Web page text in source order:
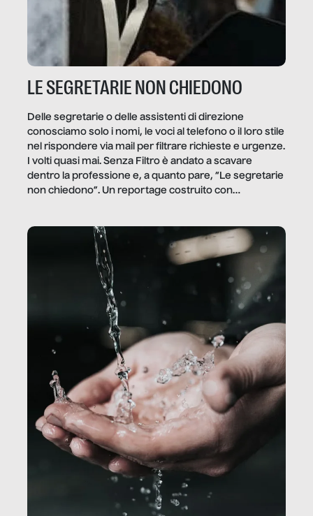
LE SEGRETARIE NON CHIEDONO
Delle segretarie o delle assistenti di direzione
conosciamo solo i nomi, le voci al telefono o il loro stile
nel rispondere via mail per filtrare richieste e urgenze.
I volti quasi mai. Senza Filtro è andato a scavare
dentro la professione e, a quanto pare, “Le segretarie
non chiedono”. Un reportage costruito con